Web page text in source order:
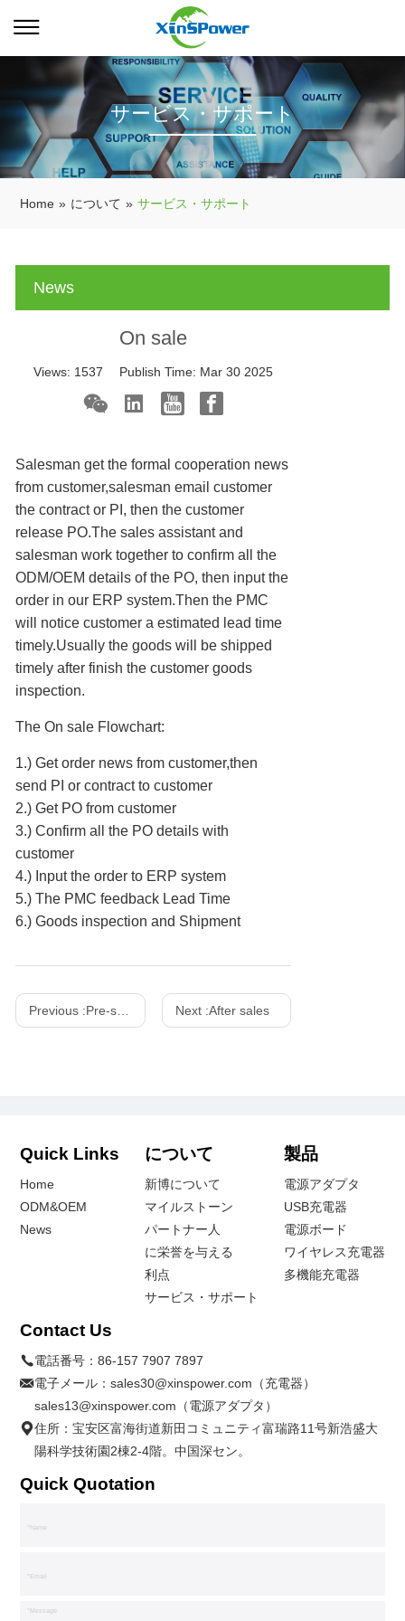
サービス・サポート
Home » について » サービス・サポート
News
On sale
Views: 1537 Publish Time: Mar 30 2025
Salesman get the formal cooperation news
from customer,salesman email customer
the contract or PI, then the customer
release PO.The sales assistant and
salesman work together to confirm all the
ODM/OEM details of the PO, then input the
order in our ERP system.Then the PMC
will notice customer a estimated lead time
timely.Usually the goods will be shipped
timely after finish the customer goods
inspection.
The On sale Flowchart:
1.) Get order news from customer,then
send PI or contract to customer
2.) Get PO from customer
3.) Confirm all the PO details with
customer
4.) Input the order to ERP system
5.) The PMC feedback Lead Time
6.) Goods inspection and Shipment
Previous :Pre-sale Next :After sales
Quick Links
Home
ODM&OEM
News
について
新博について
マイルストーン
パートナー人
に栄誉を与える
利点
サービス・サポート
製品
電源アダプタ
USB充電器
電源ボード
ワイヤレス充電器
多機能充電器
Contact Us
電話番号：86-157 7907 7897
電子メール：sales30@xinspower.com（充電器）
sales13@xinspower.com（電源アダプタ）
住所：宝安区富海街道新田コミュニティ富瑞路11号新浩盛大
陽科学技術園2棟2-4階。中国深セン。
Quick Quotation